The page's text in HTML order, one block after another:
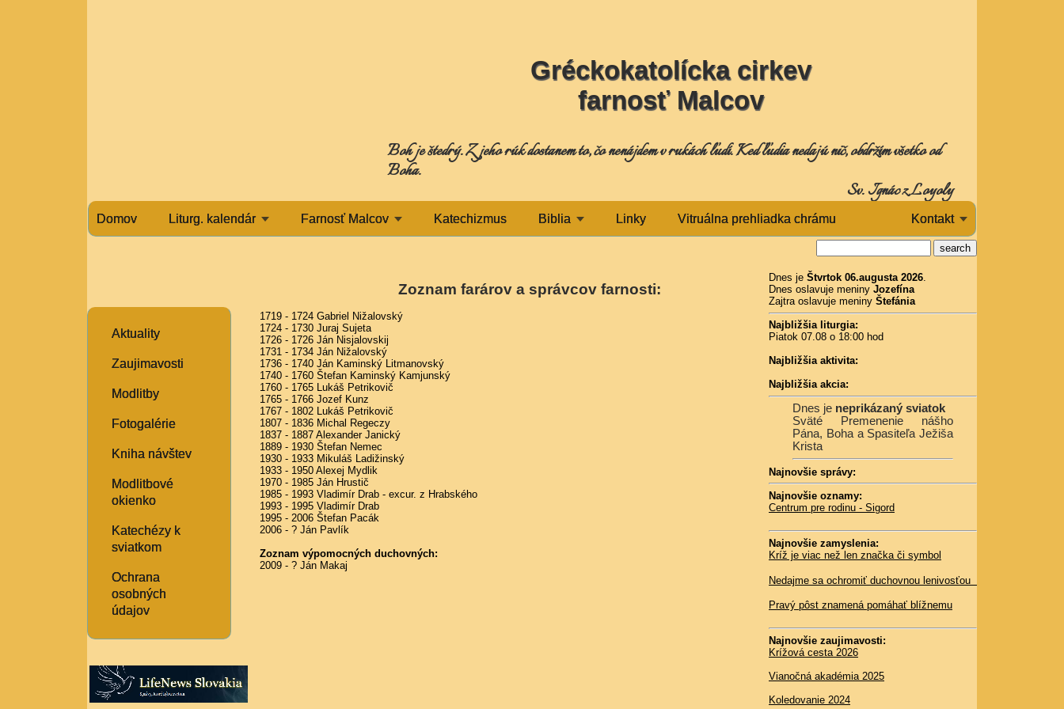
Gréckokatolícka cirkev
farnosť Malcov
Boh je štedrý. Z jeho rúk dostanem to, čo nenájdem v rukách ľudí. Keď ľudia nedajú nič, obdržím všetko od
Boha.
Sv. Ignác z Loyoly
Domov Liturg. kalendár Farnosť Malcov Katechizmus Biblia Linky Vitruálna prehliadka chrámu Kontakt
Aktuality
Zaujimavosti
Modlitby
Fotogalérie
Kniha návštev
Modlitbové
okienko
Katechézy k
sviatkom
Ochrana
osobných
údajov
Zoznam farárov a správcov farnosti:
1719 - 1724 Gabriel Nižalovský
1724 - 1730 Juraj Sujeta
1726 - 1726 Ján Nisjalovskij
1731 - 1734 Ján Nižalovský
1736 - 1740 Ján Kaminský Litmanovský
1740 - 1760 Štefan Kaminský Kamjunský
1760 - 1765 Lukáš Petrikovič
1765 - 1766 Jozef Kunz
1767 - 1802 Lukáš Petrikovič
1807 - 1836 Michal Regeczy
1837 - 1887 Alexander Janický
1889 - 1930 Štefan Nemec
1930 - 1933 Mikuláš Ladižinský
1933 - 1950 Alexej Mydlik
1970 - 1985 Ján Hrustič
1985 - 1993 Vladimír Drab - excur. z Hrabského
1993 - 1995 Vladimír Drab
1995 - 2006 Štefan Pacák
2006 - ? Ján Pavlík
Zoznam výpomocných duchovných:
2009 - ? Ján Makaj
Dnes je Štvrtok 06.augusta 2026.
Dnes oslavuje meniny Jozefína
Zajtra oslavuje meniny Štefánia
Najbližšia liturgia:
Piatok 07.08 o 18:00 hod
Najbližšia aktivita:
Najbližšia akcia:
Dnes je neprikázaný sviatok
Sväté Premenenie nášho
Pána, Boha a Spasiteľa Ježiša
Krista
Najnovšie správy:
Najnovšie oznamy:
Centrum pre rodinu - Sigord
Najnovšie zamyslenia:
Kríž je viac než len značka či symbol
Nedajme sa ochromiť duchovnou lenivosťou
Pravý pôst znamená pomáhať blížnemu
Najnovšie zaujimavosti:
Krížová cesta 2026
Vianočná akadémia 2025
Koledovanie 2024